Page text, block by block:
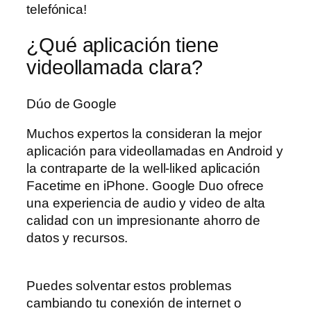
telefónica!
¿Qué aplicación tiene
videollamada clara?
Dúo de Google
Muchos expertos la consideran la mejor
aplicación para videollamadas en Android y
la contraparte de la well-liked aplicación
Facetime en iPhone. Google Duo ofrece
una experiencia de audio y video de alta
calidad con un impresionante ahorro de
datos y recursos.
Puedes solventar estos problemas
cambiando tu conexión de internet o